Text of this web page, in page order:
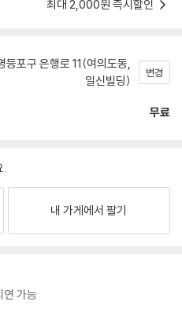
최대 2,000원 즉시할인
등포구 은행로 11(여의도동,
일신빌딩)
변경
무료
.
내 가게에서 팔기
가능